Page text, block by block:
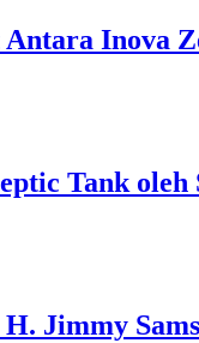
Inova
Tank
H. Jimmy